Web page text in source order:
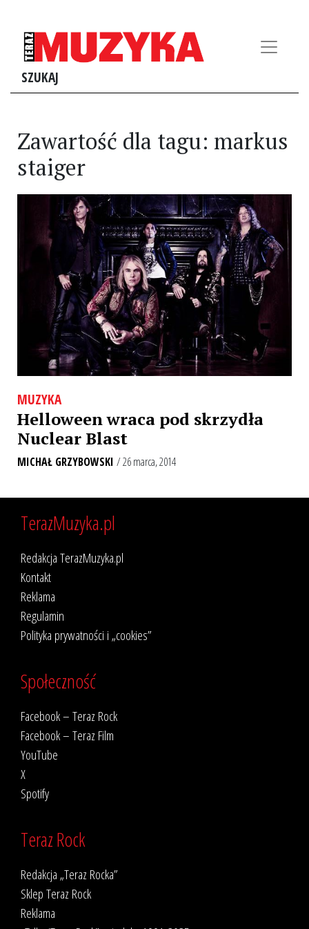
SZUKAJ
Zawartość dla tagu: markus
staiger
MUZYKA
Helloween wraca pod skrzydła
Nuclear Blast
MICHAŁ GRZYBOWSKI / 26 marca, 2014
TerazMuzyka.pl
Redakcja TerazMuzyka.pl
Kontakt
Reklama
Regulamin
Polityka prywatności i „cookies”
Społeczność
Facebook – Teraz Rock
Facebook – Teraz Film
YouTube
X
Spotify
Teraz Rock
Redakcja „Teraz Rocka”
Sklep Teraz Rock
Reklama